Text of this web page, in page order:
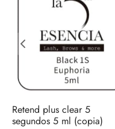
Retend plus clear 5
segundos 5 ml (copia)